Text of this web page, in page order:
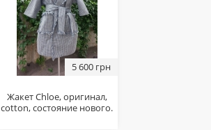
5 600 грн
Жакет Chloe, оригинал,
cotton, состояние нового.